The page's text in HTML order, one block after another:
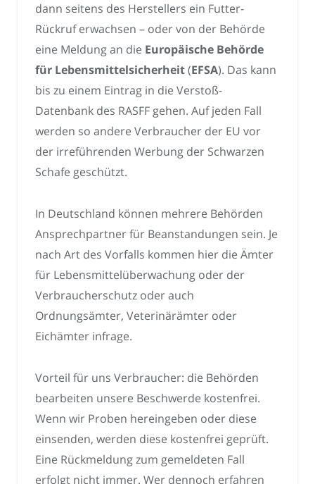
dann seitens des Herstellers ein Futter-
Rückruf erwachsen – oder von der Behörde
eine Meldung an die Europäische Behörde
für Lebensmittelsicherheit(EFSA). Das kann
bis zu einem Eintrag in die Verstoß-
Datenbank des RASFF gehen. Auf jeden Fall
werden so andere Verbraucher der EU vor
der irreführenden Werbung der Schwarzen
Schafe geschützt.
In Deutschland können mehrere Behörden
Ansprechpartner für Beanstandungen sein. Je
nach Art des Vorfalls kommen hier die Ämter
für Lebensmittelüberwachung oder der
Verbraucherschutz oder auch
Ordnungsämter, Veterinärämter oder
Eichämter infrage.
Vorteil für uns Verbraucher: die Behörden
bearbeiten unsere Beschwerde kostenfrei.
Wenn wir Proben hereingeben oder diese
einsenden, werden diese kostenfrei geprüft.
Eine Rückmeldung zum gemeldeten Fall
erfolgt nicht immer. Wer dennoch erfahren